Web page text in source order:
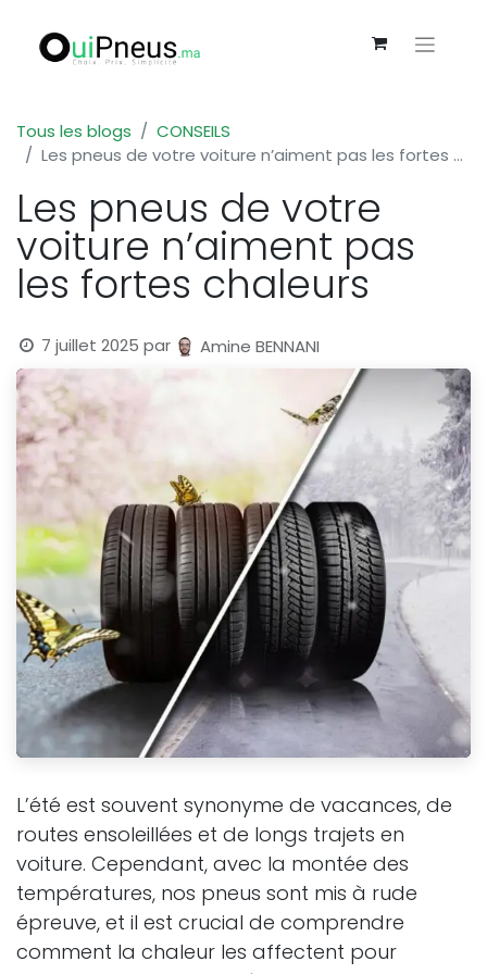
Tous les blogs
CONSEILS
Les pneus de votre voiture n’aiment pas les fortes chaleurs
Les pneus de votre
voiture n’aiment pas
les fortes chaleurs
7 juillet 2025 par Amine BENNANI
L’été est souvent synonyme de vacances, de
routes ensoleillées et de longs trajets en
voiture. Cependant, avec la montée des
températures, nos pneus sont mis à rude
épreuve, et il est crucial de comprendre
comment la chaleur les affectent pour